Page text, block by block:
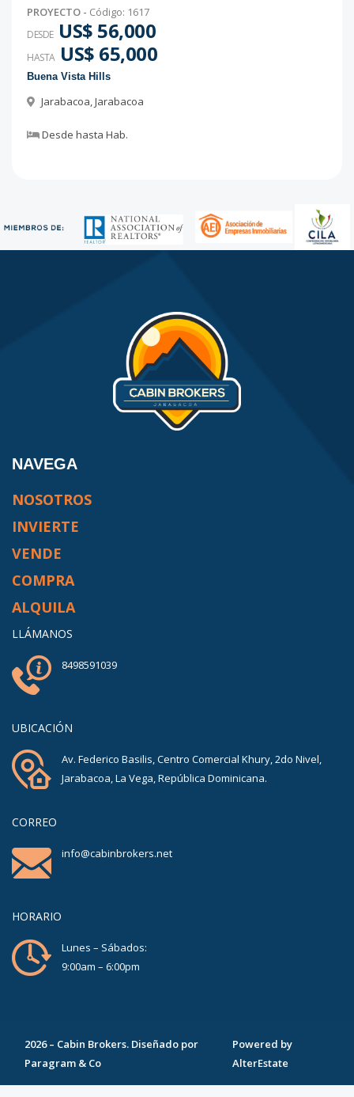
PROYECTO - Código: 1617
DESDE US$ 56,000
HASTA US$ 65,000
Buena Vista Hills
Jarabacoa,Jarabacoa
Desde hasta Hab.
NAVEGA
NOSOTROS
INVIERTE
VENDE
COMPRA
ALQUILA
LLÁMANOS
8498591039
UBICACIÓN
Av. Federico Basilis, Centro Comercial Khury, 2do Nivel,
Jarabacoa, La Vega, República Dominicana.
CORREO
info@cabinbrokers.net
HORARIO
Lunes – Sábados:
9:00am – 6:00pm
2026– Cabin Brokers. Diseñado por
Paragram & Co
Powered by
AlterEstate